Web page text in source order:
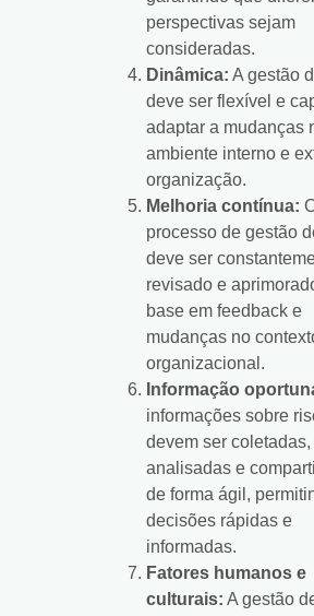
perspectivas sejam
consideradas.
Dinâmica: A gestão
deve ser flexível e
adaptar a mudanças
ambiente interno e
organização.
Melhoria contínua:
processo de gestão
deve ser
revisado e
base em feedback e
mudanças no
organizacional.
Informação
informações sobre
devem ser coletadas,
analisadas e
de forma ágil,
decisões rápidas e
informadas.
Fatores humanos e
culturais: A gestão